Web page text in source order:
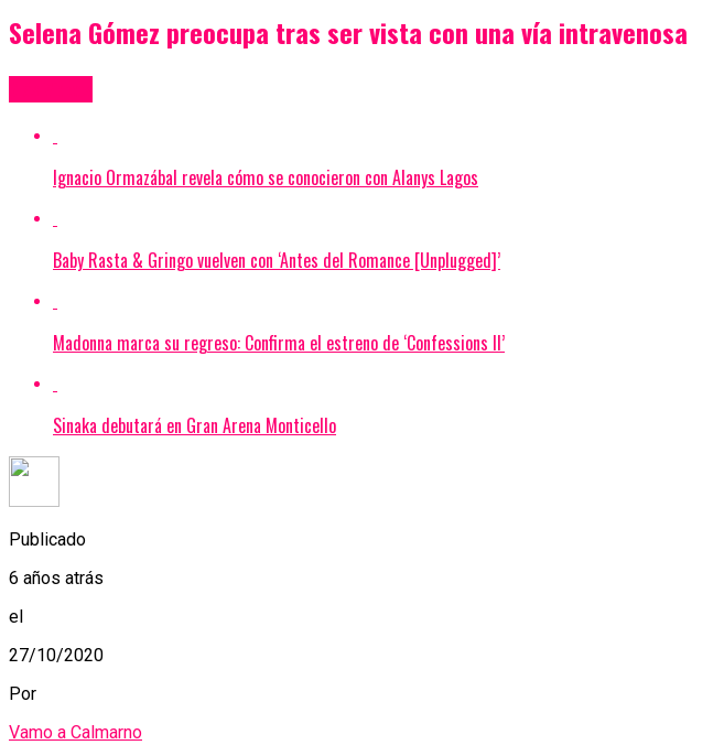
Selena Gómez preocupa tras ser vista con una vía intravenosa
Ignacio Ormazábal revela cómo se conocieron con Alanys Lagos
Baby Rasta & Gringo vuelven con ‘Antes del Romance [Unplugged]’
Madonna marca su regreso: Confirma el estreno de ‘Confessions II’
Sinaka debutará en Gran Arena Monticello
Publicado
6 años atrás
el
27/10/2020
Por
Vamo a Calmarno